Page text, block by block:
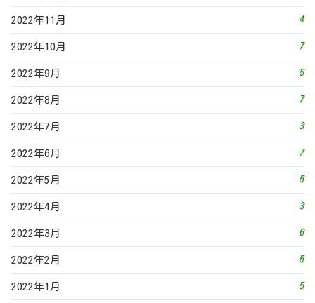
2022年11月 4
2022年10月 7
2022年9月 5
2022年8月 7
2022年7月 3
2022年6月 7
2022年5月 5
2022年4月 3
2022年3月 6
2022年2月 5
2022年1月 5